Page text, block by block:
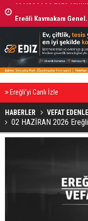
Ereğli’yi Canlı İzle
HABERLER VEFAT
02 HAZİRAN 2026